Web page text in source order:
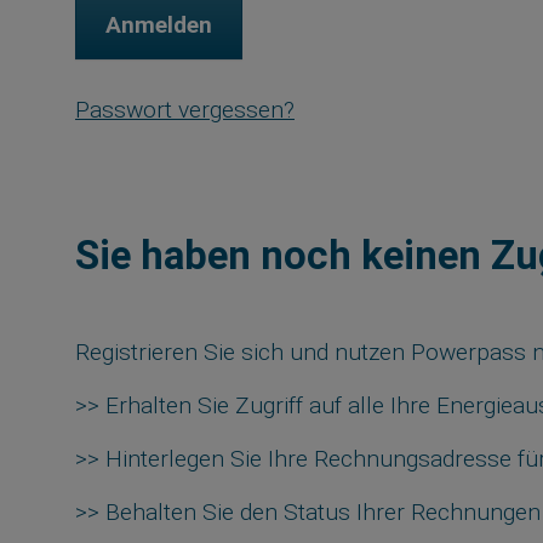
Passwort vergessen?
Sie haben noch keinen
Registrieren Sie sich und nutzen Powerpass
>> Erhalten Sie Zugriff auf alle Ihre
>> Hinterlegen Sie Ihre Rechnungsadresse
>> Behalten Sie den Status Ihrer